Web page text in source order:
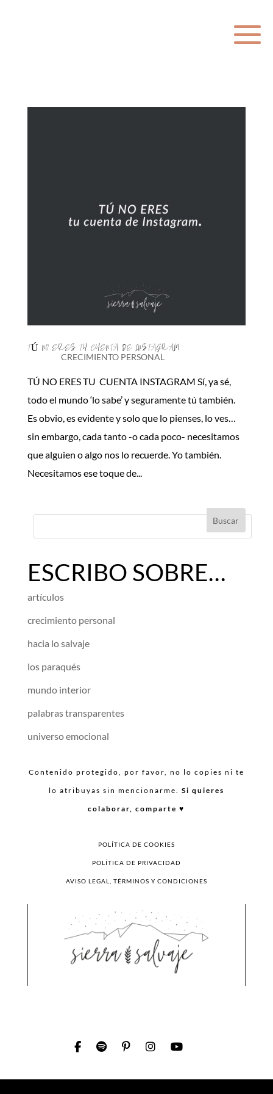
TÚ NO ERES TU CUENTA DE INSTAGRAM
CRECIMIENTO PERSONAL
TÚ NO ERES TU CUENTA INSTAGRAM Sí, ya sé,
todo el mundo ‘lo sabe’ y seguramente tú también.
Es obvio, es evidente y solo que lo pienses, lo ves…
sin embargo, cada tanto -o cada poco- necesitamos
que alguien o algo nos lo recuerde. Yo también.
Necesitamos ese toque de...
ESCRIBO SOBRE…
artículos
crecimiento personal
hacia lo salvaje
los paraqués
mundo interior
palabras transparentes
universo emocional
Contenido protegido, por favor, no lo copies ni te
lo atribuyas sin mencionarme. Si quieres
colaborar, comparte ♥︎
POLÍTICA DE COOKIES
POLÍTICA DE PRIVACIDAD
AVISO LEGAL, TÉRMINOS Y CONDICIONES